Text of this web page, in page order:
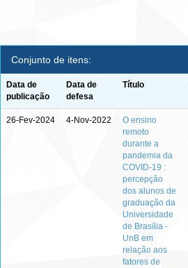
Conjunto de itens:
Data de
publicação
Data de
defesa
Título
26-Fev-2024 4-Nov-2022
O ensino
remoto
durante a
pandemia da
COVID-19 :
percepção
dos alunos de
graduação da
Universidade
de Brasília -
UnB em
relação aos
fatores de